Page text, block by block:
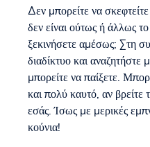
Δεν μπορείτε να
δεν είναι ούτως ή άλλως
ξεκινήσετε αμέσως; Στη
διαδίκτυο και αναζητήστε
μπορείτε να παίξετε.
και πολύ καυτό, αν βρείτε
εσάς. Ίσως με μερικές
κούνια!